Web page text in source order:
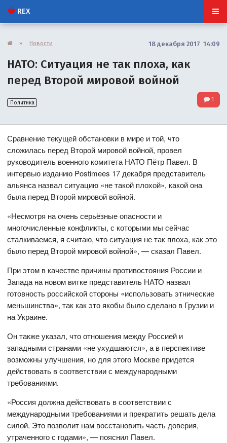
REX
» Новости 18 декабря 2017 14:09
НАТО: Ситуация не так плоха, как
перед Второй мировой войной
Политика 1
Сравнение текущей обстановки в мире и той, что
сложилась перед Второй мировой войной, провел
руководитель военного комитета НАТО Пётр Павел. В
интервью изданию Postimees 17 декабря представитель
альянса назвал ситуацию «не такой плохой», какой она
была перед Второй мировой войной.
«Несмотря на очень серьёзные опасности и
многочисленные конфликты, с которыми мы сейчас
сталкиваемся, я считаю, что ситуация не так плоха, как это
было перед Второй мировой войной», — сказал Павел.
При этом в качестве причины противостояния России и
Запада на новом витке представитель НАТО назвал
готовность российской стороны «использовать этнические
меньшинства», так как это якобы было сделано в Грузии и
на Украине.
Он также указал, что отношения между Россией и
западными странами «не ухудшаются», а в перспективе
возможны улучшения, но для этого Москве придется
действовать в соответствии с международными
требованиями.
«Россия должна действовать в соответствии с
международными требованиями и прекратить решать дела
силой. Это позволит нам восстановить часть доверия,
утраченного с годами», — пояснил Павел.